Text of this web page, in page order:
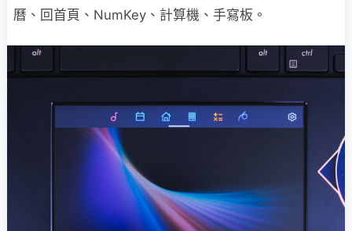
曆、回首頁、NumKey、計算機、手寫板。